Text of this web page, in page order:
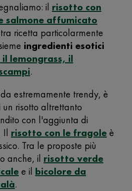
il risotto con
salmone affumicato
ricetta particolarmente
ingredienti esotici
lemongrass, il
.
estremamente trendy, è
risotto altrettanto
con l'aggiunta di
Il risotto con le fragoleè
Tra le proposte più
anche, il risotto verde
e il bicolore da
.